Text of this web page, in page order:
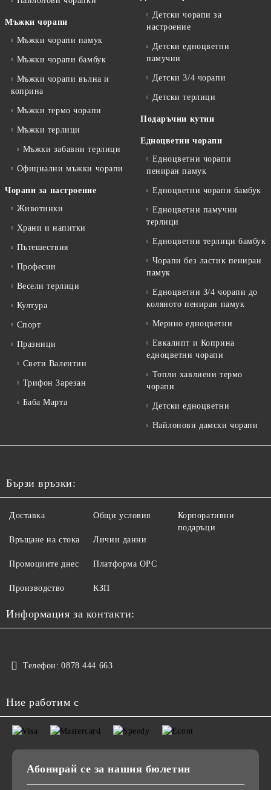
Мъжки чорапи
Мъжки чорапи памук
Мъжки чорапи бамбук
Мъжки чорапи вълна и
коприна
Мъжки термо чорапи
Мъжки терлици
Мъжки забавни терлици
Официални мъжки чорапи
Чорапи за настроение
Животинки
Храни и напитки
Пътешествия
Професии
Весели терлици
Култура
Спорт
Празници
Свети Валентин
Трифон Зарезан
Баба Марта
Детски чорапи за
настроение
Детски едноцветни
памучни
Детски 3/4 чорапи
Детски терлици
Подаръчни кутии
Едноцветни чорапи
Едноцветни чорапи
пениран памук
Едноцветни чорапи бамбук
Едноцветни памучни
терлици
Едноцветни терлици бамбук
Чорапи без ластик пениран
памук
Едноцветни 3/4 чорапи до
коляното пениран памук
Мерино едноцветни
Евкалипт и Коприна
едноцветни чорапи
Топли хавлиени термо
чорапи
Детски едноцветни
Найлонови дамски чорапи
Бързи връзки:
Доставка
Връщане на стока
Промоциите днес
Производство
Общи условия
Лични данни
Платформа ОРС
КЗП
Корпоративни
подаръци
Информация за контакти:
Телефон: 0878 444 663
Ние работим с
Абонирай се за нашия бюлетин